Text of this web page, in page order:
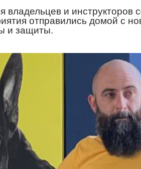
и инструкторов
отправились домой с
и защиты.